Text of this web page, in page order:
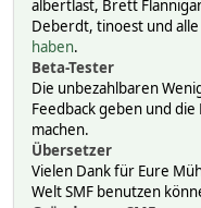
albertlast, Brett
Deberdt, tinoest und alle
haben.
Beta-Tester
Die unbezahlbaren
Feedback geben und
machen.
Übersetzer
Vielen Dank für Eure
Welt SMF benutzen